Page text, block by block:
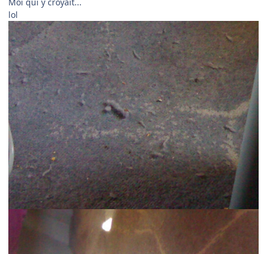
Moi qui y croyait...
lol